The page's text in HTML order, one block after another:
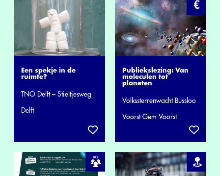
Een spekje in de
ruimte?
TNO Delft – Stieltjesweg
Delft
Publiekslezing: Van
moleculen tot
planeten
Volkssterrenwacht Bussloo
Voorst Gem Voorst